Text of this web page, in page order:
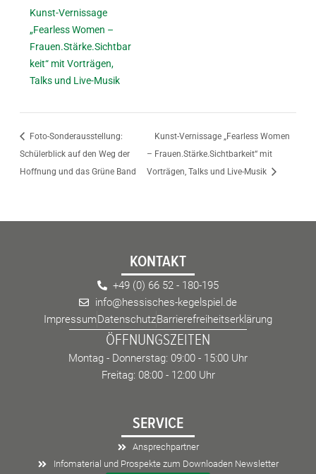
Kunst-Vernissage
„Fearless Women –
Frauen.Stärke.Sichtbar
keit“ mit Vorträgen,
Talks und Live-Musik
Foto-Sonderausstellung:
Schülerblick auf den Weg der
Hoffnung und das Grüne Band
Kunst-Vernissage „Fearless Women
– Frauen.Stärke.Sichtbarkeit“ mit
Vorträgen, Talks und Live-Musik
KONTAKT
+49 (0) 66 52 - 180-195
info@hessisches-kegelspiel.de
ImpressumDatenschutzBarrierefreiheitserklärung
ÖFFNUNGSZEITEN
Montag - Donnerstag: 09:00 - 15:00 Uhr
Freitag: 08:00 - 12:00 Uhr
SERVICE
Ansprechpartner
Infomaterial und Prospekte zum Downloaden Newsletter